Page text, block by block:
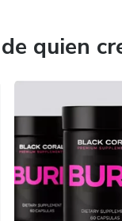
quien